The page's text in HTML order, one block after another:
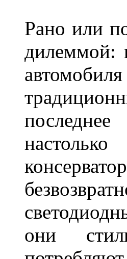
Рано или
дилеммой:
они